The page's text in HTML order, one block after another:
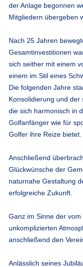
der Anlage begonnen
Mitgliedern übergeben
Nach 25 Jahren
Gesamtinvestitionen
sich seither mit einem
einem im Stil eines
Die folgenden Jahre
Konsolidierung und der
die sich harmonisch in
Golfanfänger wie für
Golfer ihre Reize bietet.
Anschließend
Glückwünsche der
naturnahe Gestaltung
erfolgreiche Zukunft.
Ganz im Sinne der
unkomplizierten
anschließend den
Anlässlich seines